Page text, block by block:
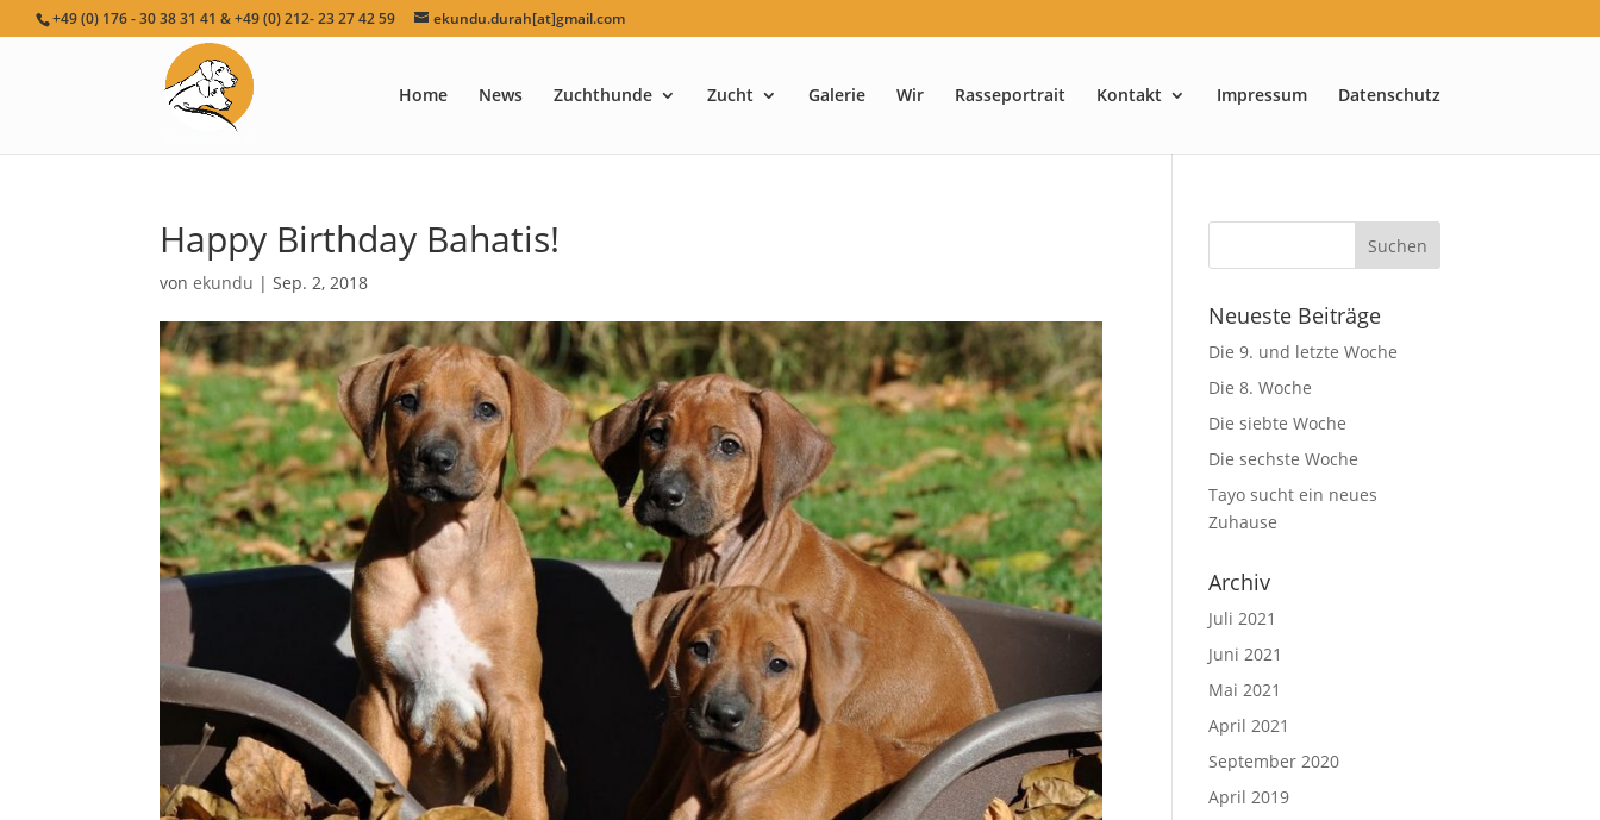
+49 (0) 176 - 30 38 31 41 & +49 (0) 212- 23 27 42 59 ekundu.durah[at]gmail.com
Home News Zuchthunde Zucht Galerie Wir Rasseportrait Kontakt Impressum Datenschutz
Happy Birthday Bahatis!
vonekundu |Sep. 2, 2018
Neueste Beiträge
Die 9. und letzte Woche
Die 8. Woche
Die siebte Woche
Die sechste Woche
Tayo sucht ein neues
Zuhause
Archiv
Juli 2021
Juni 2021
Mai 2021
April 2021
September 2020
April 2019